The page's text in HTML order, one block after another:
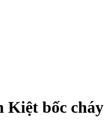
Kiệt bốc cháy